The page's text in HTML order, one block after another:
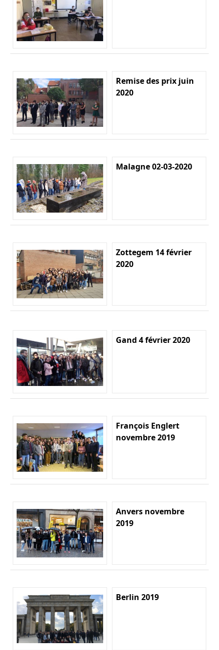
Remise des prix juin
2020
Malagne 02-03-2020
Zottegem 14 février
2020
Gand 4 février 2020
François Englert
novembre 2019
Anvers novembre
2019
Berlin 2019